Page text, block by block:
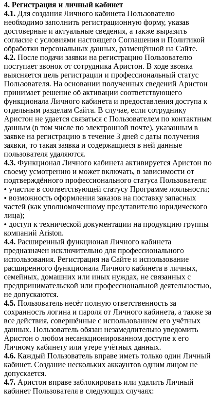
4. Регистрация и личный кабинет
4.1. Для создания Личного кабинета Пользователю
необходимо заполнить регистрационную форму, указав
достоверные и актуальные сведения, а также выразить
согласие с условиями настоящего Соглашения и Политикой
обработки персональных данных, размещённой на Сайте.
4.2. После подачи заявки на регистрацию Пользователю
поступает звонок от сотрудника Аристон. В ходе звонка
выясняется цель регистрации и профессиональный статус
Пользователя. На основании полученных сведений Аристон
принимает решение об активации соответствующего
функционала Личного кабинета и предоставления доступа к
отдельным разделам Сайта. В случае, если сотруднику
Аристон не удается связаться с Пользователем по контактным
данным (в том числе по электронной почте), указанным в
заявке на регистрацию в течение 3 дней с даты получения
заявки, то такая заявка и содержащиеся в ней данные
пользователя удаляются.
4.3. Функционал Личного кабинета активируется Аристон по
своему усмотрению и может включать, в зависимости от
подтверждённого профессионального статуса Пользователя:
• участие в соответствующей статусу Программе лояльности;
• возможность оформления заказов на поставку запасных
частей (как уполномоченному представителю юридического
лица);
• доступ к технической документации на продукцию группы
компаний Ariston.
4.4. Расширенный функционал Личного кабинета
предназначен исключительно для профессионального
использования. Регистрация на Сайте и использование
расширенного функционала Личного кабинета в личных,
семейных, домашних или иных нуждах, не связанных с
предпринимательской или профессиональной деятельностью,
не допускаются.
4.5. Пользователь несёт полную ответственность за
сохранность логина и пароля от Личного кабинета, а также за
все действия, совершённые с использованием его учётных
данных. Пользователь обязан незамедлительно уведомить
Аристон о любом несанкционированном доступе к его
Личному кабинету или утере учётных данных.
4.6. Каждый Пользователь вправе иметь только один Личный
кабинет. Создание нескольких аккаунтов одним лицом не
допускается.
4.7. Аристон вправе заблокировать или удалить Личный
кабинет Пользователя в следующих случаях: